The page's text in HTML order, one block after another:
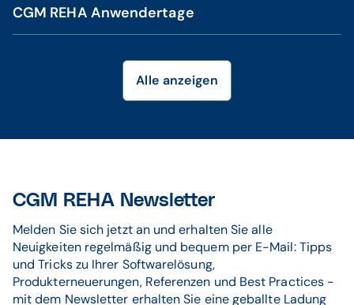
CGM REHA Anwendertage
Alle anzeigen
CGM REHA Newsletter
Melden Sie sich jetzt an und erhalten Sie alle
Neuigkeiten regelmäßig und bequem per E-Mail: Tipps
und Tricks zu Ihrer Softwarelösung,
Produkterneuerungen, Referenzen und Best Practices -
mit dem Newsletter erhalten Sie eine geballte Ladung